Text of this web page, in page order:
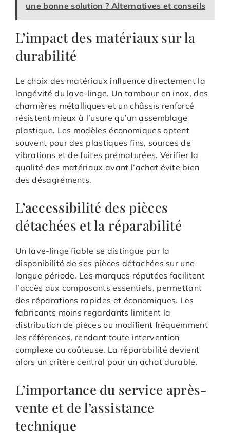
une bonne solution ? Alternatives et conseils
L’impact des matériaux sur la
durabilité
Le choix des matériaux influence directement la
longévité du lave-linge. Un tambour en inox, des
charnières métalliques et un châssis renforcé
résistent mieux à l’usure qu’un assemblage
plastique. Les modèles économiques optent
souvent pour des plastiques fins, sources de
vibrations et de fuites prématurées. Vérifier la
qualité des matériaux avant l’achat évite bien
des désagréments.
L’accessibilité des pièces
détachées et la réparabilité
Un lave-linge fiable se distingue par la
disponibilité de ses pièces détachées sur une
longue période. Les marques réputées facilitent
l’accès aux composants essentiels, permettant
des réparations rapides et économiques. Les
fabricants moins regardants limitent la
distribution de pièces ou modifient fréquemment
les références, rendant toute intervention
complexe ou coûteuse. La réparabilité devient
alors un critère central pour un achat durable.
L’importance du service après-
vente et de l’assistance
technique